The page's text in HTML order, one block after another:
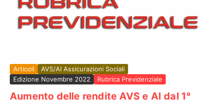
Articoli
AVS/AI Assicurazioni Sociali
Edizione Novembre 2022
Rubrica Previdenziale
Aumento delle rendite AVS e AI dal 1°